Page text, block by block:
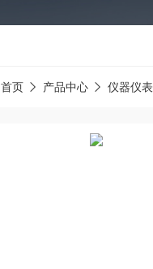
首页 产品中心 仪器仪表